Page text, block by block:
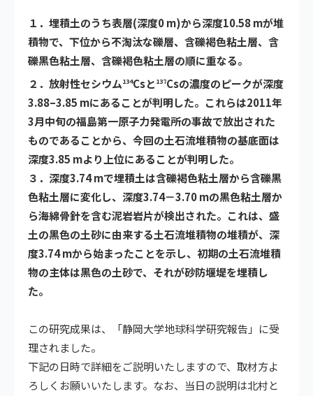
１．埋積土のうち表層(深度0 m)から深度10.58 mが堆
積物で、下位から不淘汰な礫層、含礫褐色粘土層、含
礫黒色粘土層、含礫褐色粘土層の順に重なる。
２．放射性セシウム134Csと 137Csの濃度のピークが深度
3.88–3.85 mにあることが判明した。これらは2011年
3月中旬の福島第一原子力発電所の事故で放出された
ものであることから、今回の土石流堆積物の基底面は
深度3.85 mより上位にあることが判明した。
３．深度3.74 mで埋積土は含礫褐色粘土層から含礫黒
色粘土層に変化し、深度3.74－3.70 mの黒色粘土層か
ら海綿骨針を含む泥岩岩片が検出された。これは、盛
土の黒色の土砂に由来する土石流堆積物の堆積が、深
度3.74 mから始まったことを示し、初期の土石流堆積
物の主体は黒色の土砂で、それが砂防堰堤を埋積し
た。
この研究成果は、「静岡大学地球科学研究報告」に受
理されました。
下記の日時で詳細をご説明いたしますので、取材方よ
ろしくお願いいたします。なお、当日の説明は北村と